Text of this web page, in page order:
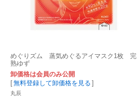
めぐりズム 蒸気めぐるアイマスク1枚 完
熟ゆず
卸価格は会員のみ公開
[無料登録して卸価格を見る ]
丸辰